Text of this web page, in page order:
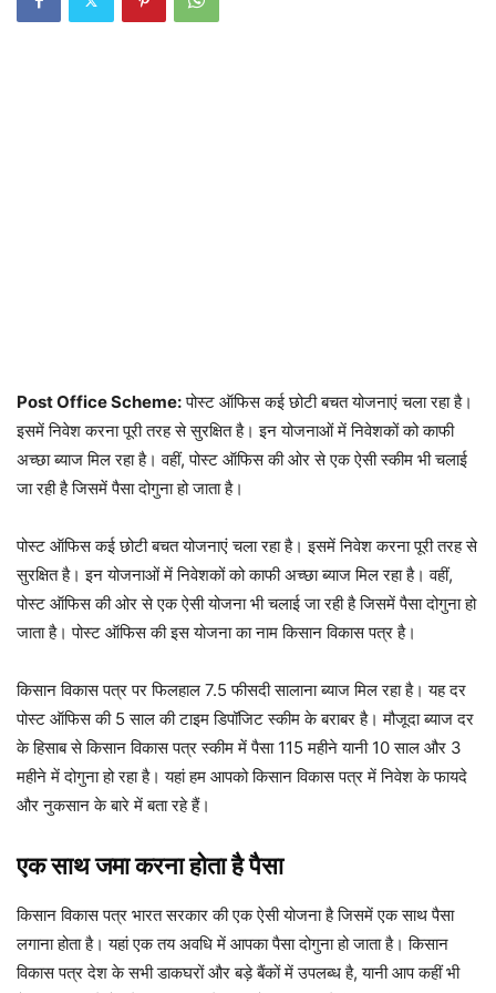
Post Office Scheme:पोस्ट ऑफिस कई छोटी बचत योजनाएं चला रहा है।
इसमें निवेश करना पूरी तरह से सुरक्षित है। इन योजनाओं में निवेशकों को काफी
अच्छा ब्याज मिल रहा है। वहीं, पोस्ट ऑफिस की ओर से एक ऐसी स्कीम भी चलाई
जा रही है जिसमें पैसा दोगुना हो जाता है।
पोस्ट ऑफिस कई छोटी बचत योजनाएं चला रहा है। इसमें निवेश करना पूरी तरह से
सुरक्षित है। इन योजनाओं में निवेशकों को काफी अच्छा ब्याज मिल रहा है। वहीं,
पोस्ट ऑफिस की ओर से एक ऐसी योजना भी चलाई जा रही है जिसमें पैसा दोगुना हो
जाता है। पोस्ट ऑफिस की इस योजना का नाम किसान विकास पत्र है।
किसान विकास पत्र पर फिलहाल 7.5 फीसदी सालाना ब्याज मिल रहा है। यह दर
पोस्ट ऑफिस की 5 साल की टाइम डिपॉजिट स्कीम के बराबर है। मौजूदा ब्याज दर
के हिसाब से किसान विकास पत्र स्कीम में पैसा 115 महीने यानी 10 साल और 3
महीने में दोगुना हो रहा है। यहां हम आपको किसान विकास पत्र में निवेश के फायदे
और नुकसान के बारे में बता रहे हैं।
एक साथ जमा करना होता है पैसा
किसान विकास पत्र भारत सरकार की एक ऐसी योजना है जिसमें एक साथ पैसा
लगाना होता है। यहां एक तय अवधि में आपका पैसा दोगुना हो जाता है। किसान
विकास पत्र देश के सभी डाकघरों और बड़े बैंकों में उपलब्ध है, यानी आप कहीं भी